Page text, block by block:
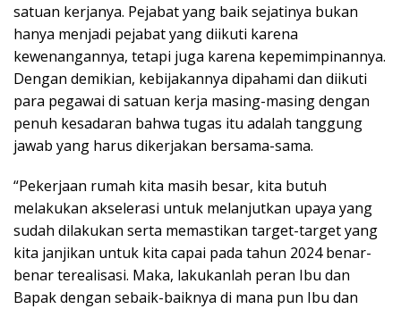
satuan kerjanya. Pejabat yang baik sejatinya bukan
hanya menjadi pejabat yang diikuti karena
kewenangannya, tetapi juga karena kepemimpinannya.
Dengan demikian, kebijakannya dipahami dan diikuti
para pegawai di satuan kerja masing-masing dengan
penuh kesadaran bahwa tugas itu adalah tanggung
jawab yang harus dikerjakan bersama-sama.
“Pekerjaan rumah kita masih besar, kita butuh
melakukan akselerasi untuk melanjutkan upaya yang
sudah dilakukan serta memastikan target-target yang
kita janjikan untuk kita capai pada tahun 2024 benar-
benar terealisasi. Maka, lakukanlah peran Ibu dan
Bapak dengan sebaik-baiknya di mana pun Ibu dan